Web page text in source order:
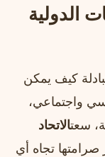
الدولية
كيف يمكن
واجتماعي،
سعتالاتحاد
صرامتها تجاه أي